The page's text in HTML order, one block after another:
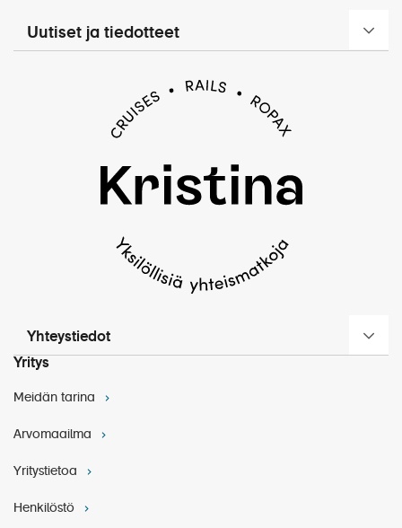
Lisämaksusta: Volendam & Zaanse Schans
iltapäiväretki • 48 €
valmistukseen ja Zaanse Schansin ulkoilmamuseossa
perinteisiin taloihin, tuulimyllyihin ja
varastorakennuksiin.
Kehotamme hankkimaan peruutusturvan sisältävän
matkustaja- ja matkatavaravakuutuksen jo matkan
vastuurajoitukset, jotka saattavat lisätä matkustajan
omaa vastuuta. On hyvä huomioida, että eri
vakuutusyhtiöillä tämä vaihtelee erittäin
vastuussa itse itsestään ja omaisuudestaan.
Matkustajavakuutus korvaa vakuutusehtojen
mukaan mm. odottamattomia ja äkillisiä
vakuutusta tai kyse ei ole esim. äkillisestä
sairastumisesta, vastaa matkustaja itse kuluistaan.
Vakuutuksen lisäksi suosittelemme hankkimaan
hoitoon myös pitkäaikaissairauden niin vaatiessa.
matkavakuutuksen hoitokaton.
Kristina Cruisesin erityis- ja peruutusehdot
Yleiset matkapakettiehdot
Uutiset ja tiedotteet
Yhteystiedot
Yritys
Meidän tarina
Arvomaailma
Yritystietoa
Henkilöstö